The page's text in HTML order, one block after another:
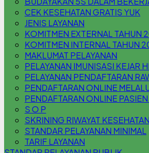
CEK KESEHATAN GRATIS YUK
JENIS LAYANAN
KOMITMEN EXTERNAL TAHUN
KOMITMEN INTERNAL TAHUN
MAKLUMAT PELAYANAN
PELAYANAN IMUNISASI KEJAR
PELAYANAN PENDAFTARAN
PENDAFTARAN ONLINE
PENDAFTARAN ONLINE
S O P
SKRINING RIWAYAT KESEHATAN
STANDAR PELAYANAN MINIMAL
TARIF LAYANAN